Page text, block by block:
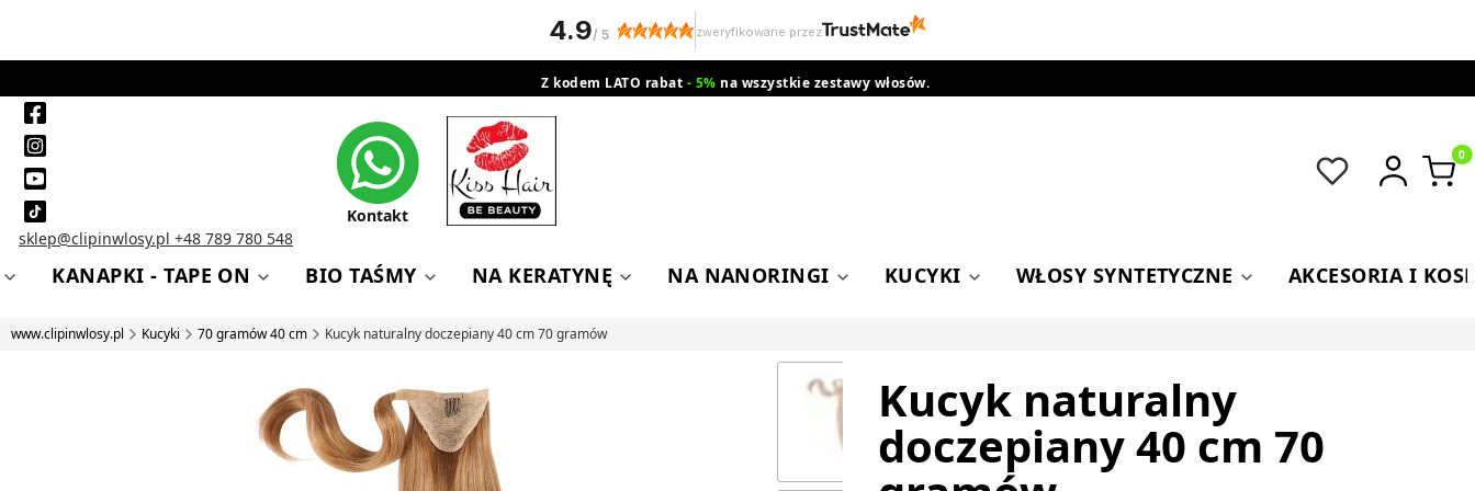
Z kodem LATO rabat - 5% na wszystkie zestawy włosów.
sklep@clipinwlosy.pl +48 789 780 548
Kontakt
KANAPKI - TAPE ON BIO TAŚMY NA KERATYNĘ NA NANORINGI KUCYKI WŁOSY SYNTETYCZNE AKCESORIA I
www.clipinwlosy.pl Kucyki 70 gramów 40 cm Kucyk naturalny doczepiany 40 cm 70 gramów
Kucyk naturalny
doczepiany 40 cm 70
4.9/ 5 zweryfikowane przez